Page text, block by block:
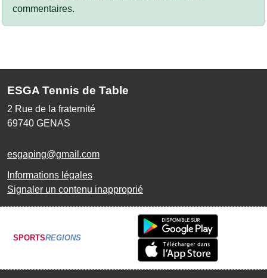
commentaires.
ESGA Tennis de Table
2 Rue de la fraternité
69740 GENAS
esgaping@gmail.com
Informations légales
Signaler un contenu inapproprié
SPORTSREGIONS